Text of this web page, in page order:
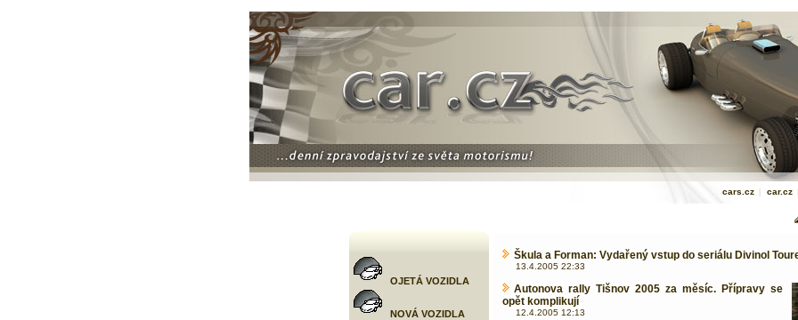
cars.cz | car.cz
OJETÁ VOZIDLA
NOVÁ VOZIDLA
Škula a Forman: Vydařený vstup do seriálu Divinol
13.4.2005 22:33
Autonova rally Tišnov 2005 za měsíc. Přípravy se
opět komplikují
12.4.2005 12:13